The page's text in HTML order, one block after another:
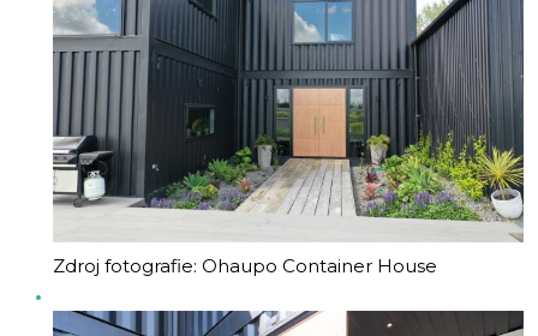
Zdroj fotografie: Ohaupo Container House